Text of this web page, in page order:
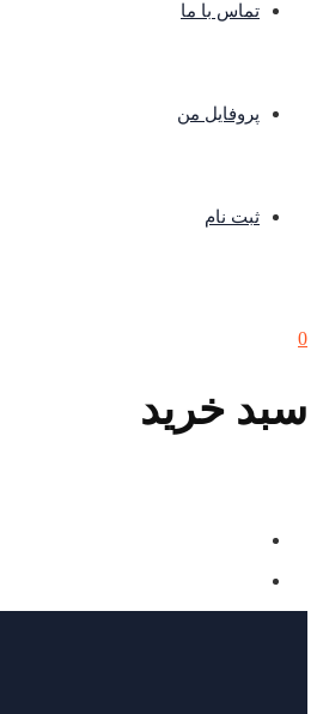
تماس با ما
پروفایل من
ثبت نام
0
سبد خرید